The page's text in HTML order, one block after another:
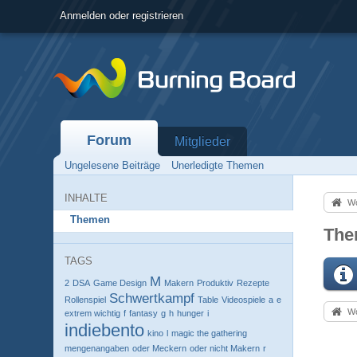
Anmelden oder registrieren
Forum Mitglieder
Ungelesene Beiträge Unerledigte Themen
INHALTE
Themen
TAGS
2 DSA Game Design M Makern Produktiv Rezepte
Rollenspiel Schwertkampf Table Videospiele a e
extrem wichtig f fantasy g h hunger i
indiebento kino l magic the gathering
mengenangaben oder Meckern oder nicht Makern r